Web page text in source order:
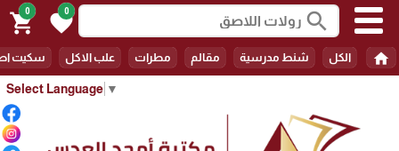
Select Language ▼
search
0
favorite
0
shopping_cart
home الكل شنط مدرسية مقالم مطرات علب الاكل سكيت